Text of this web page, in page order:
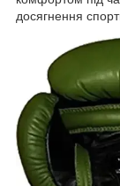
досягнення